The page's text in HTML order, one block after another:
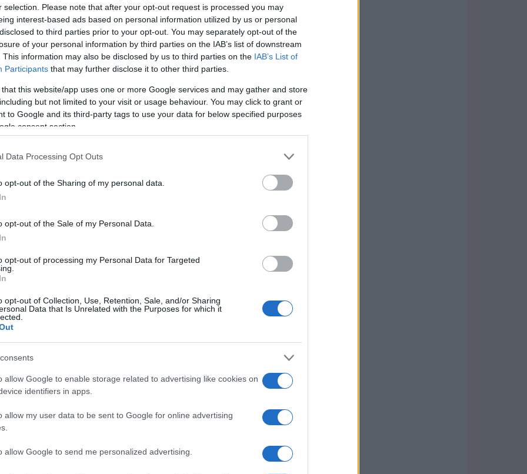
selection. Please note that after your opt-out request is processed you may
interest-based ads based on personal information utilized by us or personal
to third parties prior to your opt-out. You may separately opt-out of the
of your personal information by third parties on the IAB’s list of downstream
This information may also be disclosed by us to third parties on the IAB’s List of
Participants that may further disclose it to other third parties.
that this website/app uses one or more Google services and may gather and store
but not limited to your visit or usage behaviour. You may click to grant or
to Google and its third-party tags to use your data for below specified purposes
consent section.
Data Processing Opt Outs
opt-out of the Sharing of my personal data.
opt-out of the Sale of my Personal Data.
opt-out of processing my Personal Data for Targeted
opt-out of Collection, Use, Retention, Sale, and/or Sharing
Data that Is Unrelated with the Purposes for which it
allow Google to enable storage related to advertising like cookies on
identifiers in apps.
allow my user data to be sent to Google for online advertising
allow Google to send me personalized advertising.
quest’anno si fanno notare
significativo con le loro performance e il
ci sono cinque talenti da seguire
distintivo alla moda e alla recitazione.
all’autore
la popolarità con commedie romantiche,
con il film
sua passione per la moda si manifesta in